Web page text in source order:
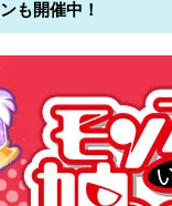
も開催中！